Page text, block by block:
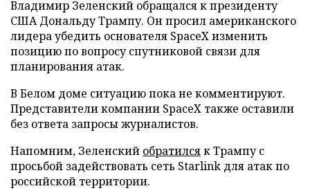
Владимир Зеленский обращался к президенту
США Дональду Трампу. Он просил американского
лидера убедить основателя SpaceX изменить
позицию по вопросу спутниковой связи для
планирования атак.
В Белом доме ситуацию пока не комментируют.
Представители компании SpaceX также оставили
без ответа запросы журналистов.
Напомним, Зеленский обратилсяк Трампу с
просьбой задействовать сеть Starlink для атак по
российской территории.